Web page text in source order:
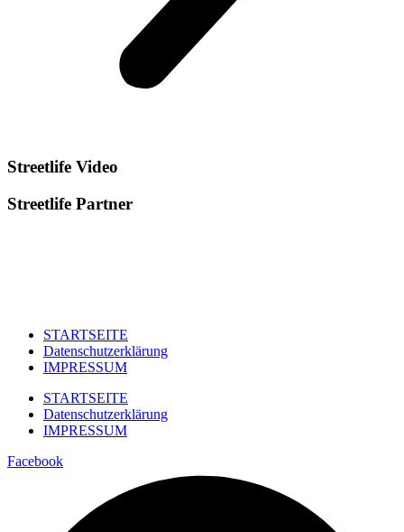
Streetlife Video
Streetlife Partner
STARTSEITE
Datenschutzerklärung
IMPRESSUM
STARTSEITE
Datenschutzerklärung
IMPRESSUM
Facebook